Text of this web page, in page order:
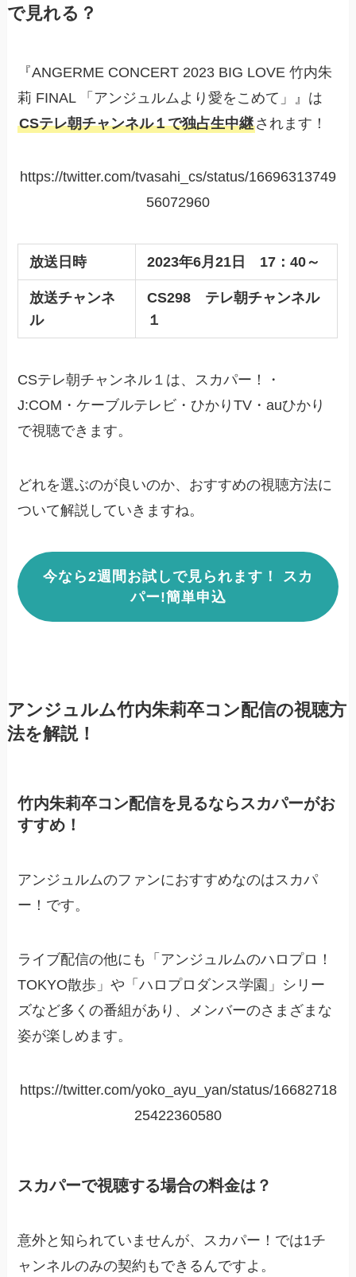
で見れる？
『ANGERME CONCERT 2023 BIG LOVE 竹内朱
莉 FINAL 「アンジュルムより愛をこめて」』は
CSテレ朝チャンネル１で独占生中継されます！
https://twitter.com/tvasahi_cs/status/16696313749
56072960
放送日時 2023年6月21日 17：40～
放送チャンネ
ル
CS298 テレ朝チャンネル
１
CSテレ朝チャンネル１は、スカパー！・
J:COM・ケーブルテレビ・ひかりTV・auひかり
で視聴できます。
どれを選ぶのが良いのか、おすすめの視聴方法に
ついて解説していきますね。
今なら2週間お試しで見られます！ スカ
パー!簡単申込
アンジュルム竹内朱莉卒コン配信の視聴方
法を解説！
竹内朱莉卒コン配信を見るならスカパーがお
すすめ！
アンジュルムのファンにおすすめなのはスカパ
ー！です。
ライブ配信の他にも「アンジュルムのハロプロ！
TOKYO散歩」や「ハロプロダンス学園」シリー
ズなど多くの番組があり、メンバーのさまざまな
姿が楽しめます。
https://twitter.com/yoko_ayu_yan/status/16682718
25422360580
スカパーで視聴する場合の料金は？
意外と知られていませんが、スカパー！では1チ
ャンネルのみの契約もできるんですよ。